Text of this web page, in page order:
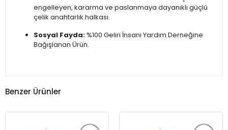
engelleyen, kararma ve paslanmaya dayanıklı güçlü
çelik anahtarlık halkası.
Sosyal Fayda: %100 Geliri İnsani Yardım Derneğine
Bağışlanan Ürün.
Benzer Ürünler